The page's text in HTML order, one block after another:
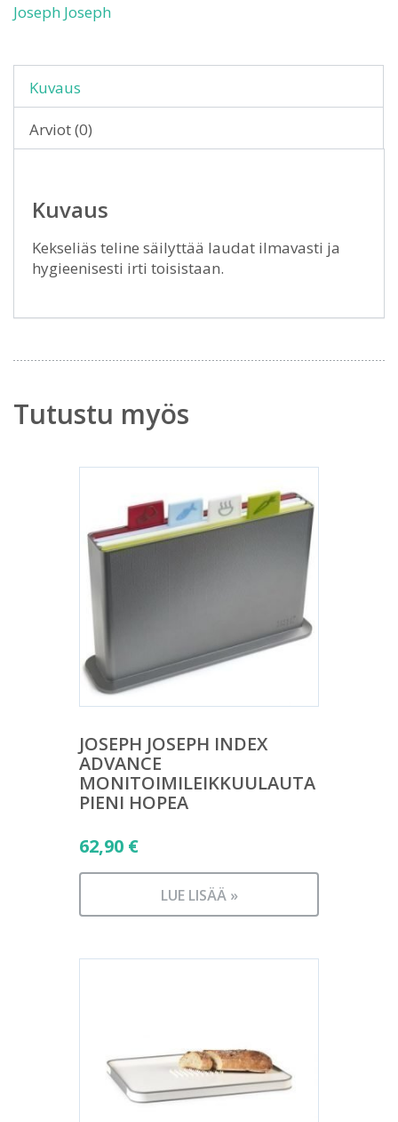
Joseph Joseph
Kuvaus
Arviot (0)
Kuvaus
Kekseliäs teline säilyttää laudat ilmavasti ja
hygieenisesti irti toisistaan.
Tutustu myös
JOSEPH JOSEPH INDEX
ADVANCE
MONITOIMILEIKKUULAUTA
PIENI HOPEA
62,90 €
LUE LISÄÄ »